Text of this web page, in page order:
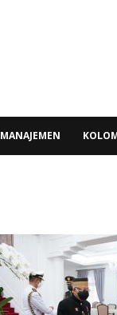
MANAJEMEN